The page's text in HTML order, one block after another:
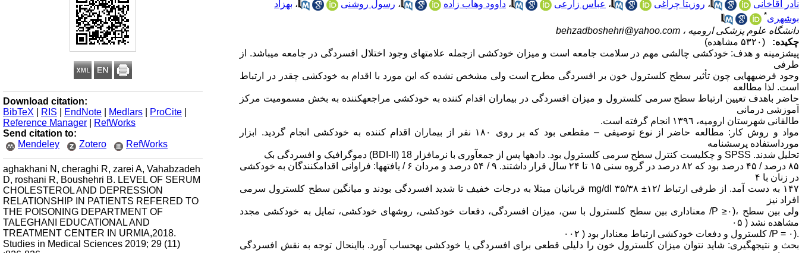
Download citation:
BibTeX
RIS EndNote Medlars ProCite
Reference Manager
RefWorks
Send citation to:
Mendeley
Zotero RefWorks
aghakhani N, cheraghi R, zarei A, Vahabzadeh
D, roshani R, Boushehri B. LEVEL OF SERUM
CHOLESTEROL AND DEPRESSION
RELATIONSHIP IN PATIENTS REFERED TO
THE POISONING DEPARTMENT OF
TALEGHANI EDUCATIONAL AND
TREATMENT CENTER IN URMIA,2018.
Studies in Medical Sciences 2019; 29 (11)
نادر آقاخانی
، روزیتا چراغی ، عباس زارعی ، داوود وهاب زاده ، رسول روشنی ، بهزاد
بوشهری*
دانشگاه علوم پزشکی ارومیه ، behzadboshehri@yahoo.com
چکیده:
(۵۳۲۰ مشاهده)
پیشزمینه و هدف: خودکشی چالشی مهم در سلامت جامعه است و میزان خودکشی ازجمله علامتهای وجود اختلال افسردگی در جامعه میباشد. از
طرفی
وجود فرضیههایی چون تأثیر سطح کلسترول خون بر افسردگی مطرح است ولی مشخص نشده که این مورد با اقدام به خودکشی چقدر در ارتباط
است. لذا مطالعه
حاضر باهدف تعیین ارتباط سطح سرمی کلسترول و میزان افسردگی در بیماران اقدام کننده به خودکشی مراجعهکننده به بخش مسمومیت مرکز
آموزشی درمانی
طالقانی شهرستان ارومیه، ١٣٩٦ انجام گرفته است.
مواد و روش کار: مطالعه حاضر از نوع توصیفی – مقطعی بود که بر روی ١٨٠ نفر از بیماران اقدام کننده به خودکشی انجام گردید. ابزار
مورداستفاده پرسشنامه
تحلیل شدند. SPSS و چکلیست کنترل سطح سرمی کلسترول بود. دادهها پس از جمعآوری با نرمافزار 18 (BDI-II) دموگرافیک و افسردگی بک
۸۵ درصد / ۴۵ درصد بود که ۸۲ درصد در گروه سنی ۱۵ تا ۲۴ سال قرار داشتند. ۹ / ۵۴ درصد و مردان ۶ / یافتهها: فراوانی اقدامکنندگان به خودکشی
در زنان با ۴
۱۴۷ به دست آمد. از طرفی ارتباط /۱۲± ۳۵/۳۸ mg/dl قربانیان مبتلا به درجات خفیف تا شدید افسردگی بودند و میانگین سطح کلسترول سرمی
افراد نیز
ولی بین سطح ،(P ≥۰/ معناداری بین سطح کلسترول با سن، میزان افسردگی، دفعات خودکشی، روشهای خودکشی، تمایل به خودکشی مجدد
مشاهده نشد ( ۰۵
.(P = ۰/ کلسترول و دفعات خودکشی ارتباط معنادار بود ( ۰۰۲
بحث و نتیجهگیری: شاید نتوان میزان کلسترول خون را دلیلی قطعی برای افسردگی یا خودکشی بهحساب آورد. بااینحال توجه به نقش افسردگی